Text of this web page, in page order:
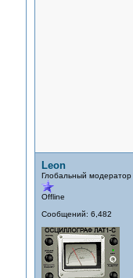
Leon
Глобальный модератор
Offline
Сообщений: 6,482